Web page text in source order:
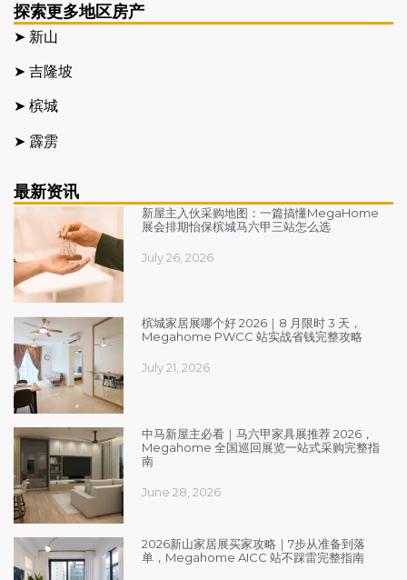
探索更多地区房产
最新资讯
新屋主入伙采购地图：一篇搞懂MegaHome
展会排期怡保槟城马六甲三站怎么选
July 26, 2026
槟城家居展哪个好 2026｜8 月限时 3 天，
Megahome PWCC 站实战省钱完整攻略
July 21, 2026
中马新屋主必看｜马六甲家具展推荐 2026，
Megahome 全国巡回展览一站式采购完整指
南
June 28, 2026
2026新山家居展买家攻略｜7步从准备到落
单，Megahome AICC 站不踩雷完整指南
➤ 新山
➤ 吉隆坡
➤ 槟城
➤ 霹雳